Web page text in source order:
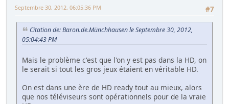
#7
Septembre 30, 2012, 06:05:36 PM
Citation de: Baron.de.Münchhausen le Septembre 30, 2012,
05:04:43 PM
Mais le problème c'est que l'on y est pas dans la HD, on
le serait si tout les gros jeux étaient en véritable HD.
On est dans une ère de HD ready tout au mieux, alors
que nos téléviseurs sont opérationnels pour de la vraie